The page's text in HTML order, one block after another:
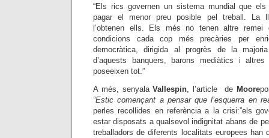
“Els rics governen un sistema mundial que
pagar el menor preu posible pel treball. La
l’obtenen ells. Els més no tenen altre
condicions cada cop més precàries per
democràtica, dirigida al progrès de la
d’aquests banquers, barons mediàtics i
poseeixen tot.”
A més, senyalaVallespin, l’article deMoore
“Estic començant a pensar que l’esquerra en
perles recollides en referència a la crisi:”els
estar disposats a qualsevol indignitat abans de
treballadors de diferents localitats europees han